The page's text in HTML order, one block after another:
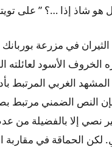
هو شاذ إذا …؟ ” على
في مزرعة
الخروف الأسود لعائلته
الغربي المرتبط
النص الضمني مرتبط
نصي إلا بالفضيلة من
الحماقة في مقاربة